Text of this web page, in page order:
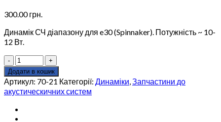
300.00грн.
Динамік СЧ діапазону для e30 (Spinnaker). Потужність ~ 10-
12 Вт.
Динамік
СЧ
діапазону
EDF
70-
21
для
Додати в кошик
Артикул: 70-21 Категорії: Динаміки,Запчастини до
акустическичних систем